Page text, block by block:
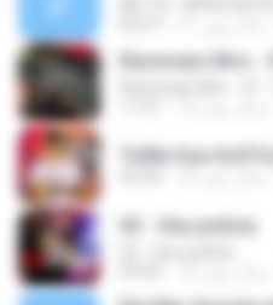
ToMa Sua
02 - Seu polícia